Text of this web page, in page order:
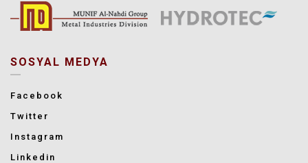
SOSYAL MEDYA
Facebook
Twitter
Instagram
Linkedin